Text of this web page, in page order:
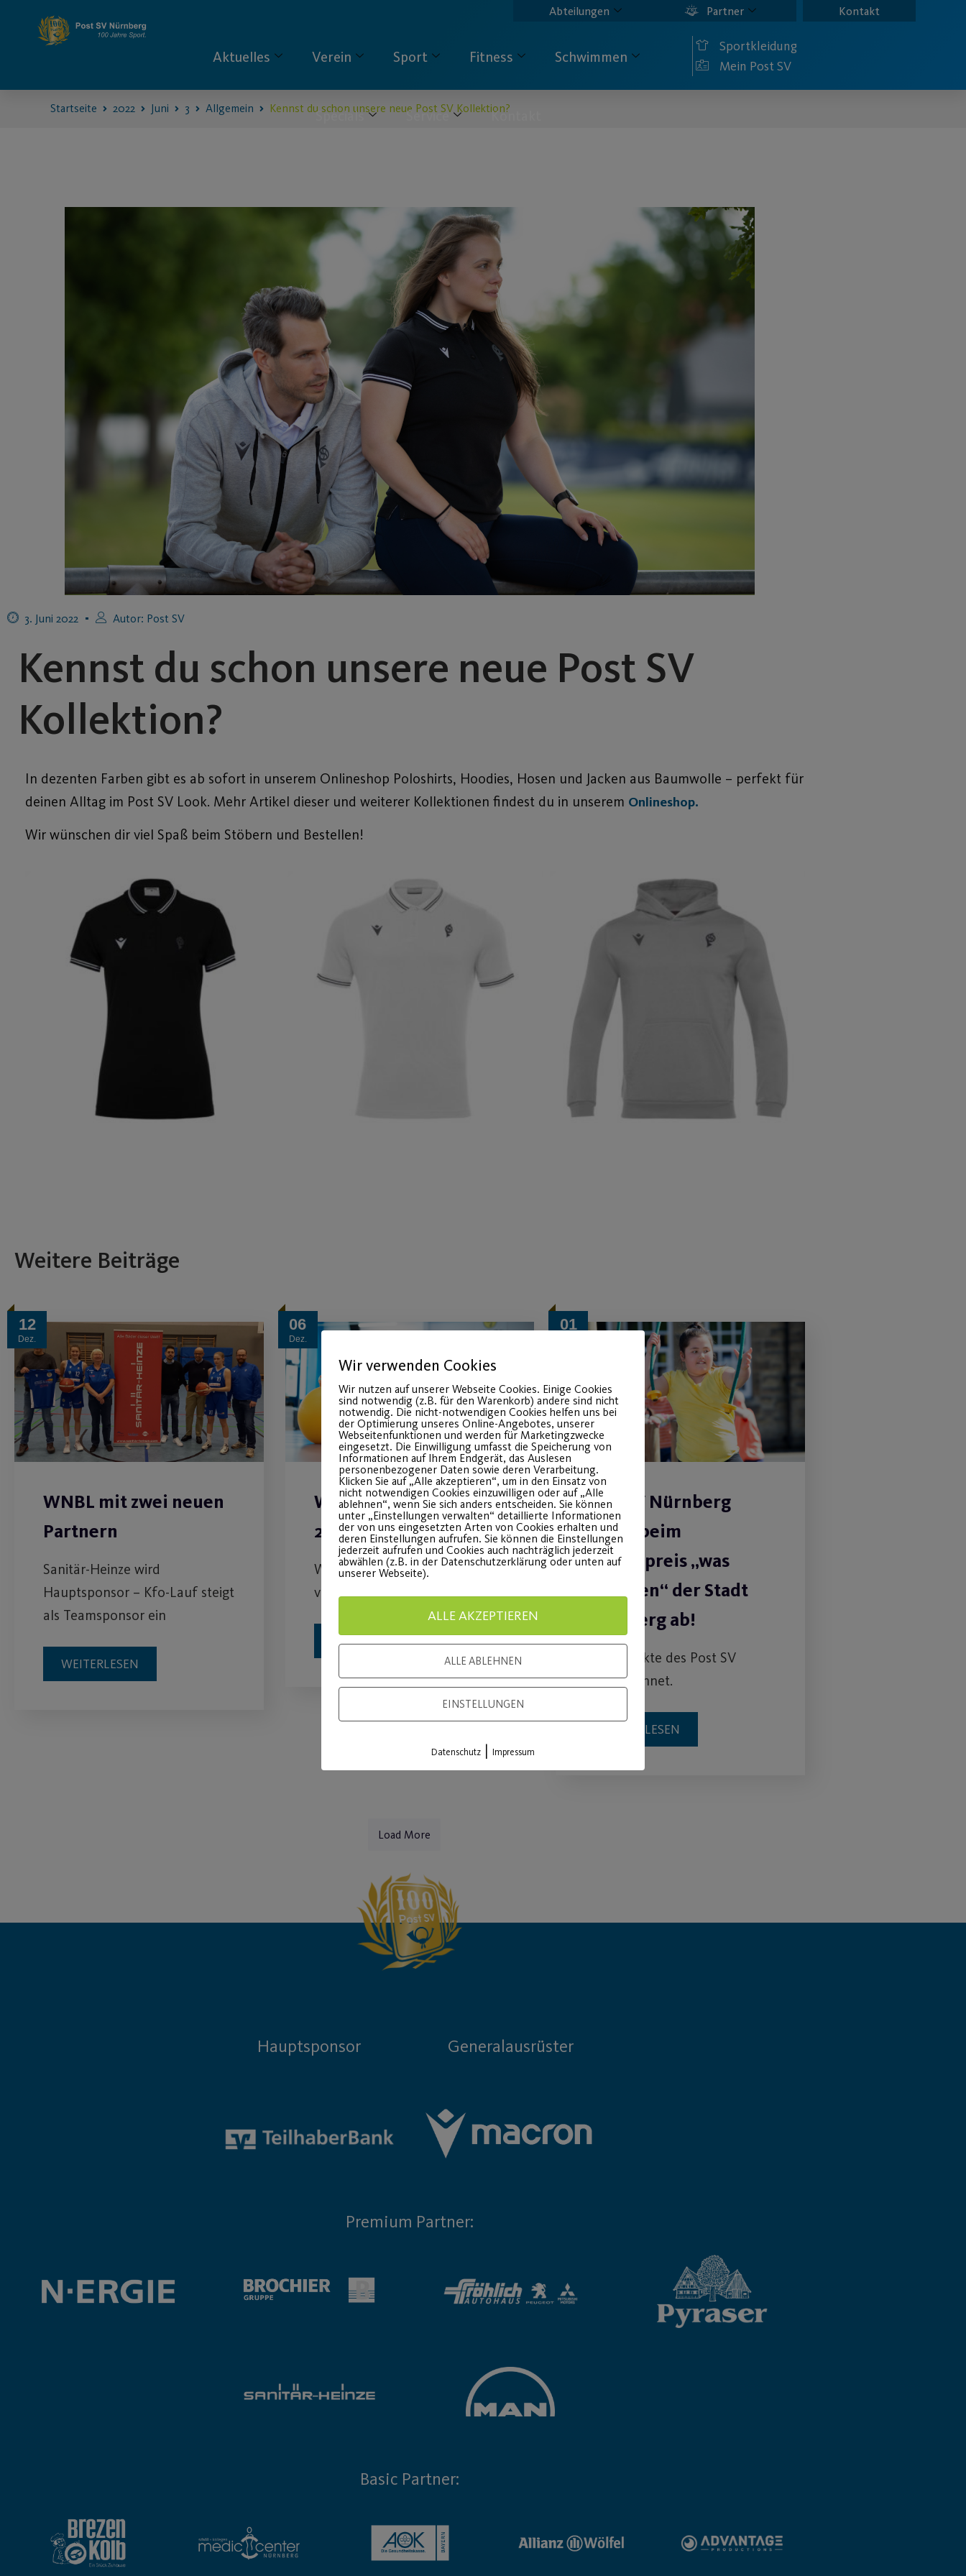
Abteilungen Partner Kontakt
Aktuelles Verein Sport Fitness Schwimmen
Specials Service Kontakt
Sportkleidung
Mein Post SV
Startseite 2022 Juni 3 Allgemein Kennst du schon unsere neue Post SV Kollektion?
3. Juni 2022 Autor: Post SV
Kennst du schon unsere neue Post SV
Kollektion?
In dezenten Farben gibt es ab sofort in unserem Onlineshop Poloshirts, Hoodies, Hosen und Jacken aus Baumwolle – perfekt für
deinen Alltag im Post SV Look. Mehr Artikel dieser und weiterer Kollektionen findest du in unserem Onlineshop.
Wir wünschen dir viel Spaß beim Stöbern und Bestellen!
Weitere Beiträge
12
Dez.
WNBL mit zwei neuen
Partnern
Sanitär-Heinze wird
Hauptsponsor – Kfo-Lauf steigt
als Teamsponsor ein
WEITERLESEN
06
Dez.
Weihnachtsferienprogramm
2022/23
Wir sporteln auch in den Ferien
vom 27.12.22-05.01.2023!
WEITERLESEN
01
Post SV Nürnberg
räumt beim
Projektpreis „was
bewegen“ der Stadt
Nürnberg ab!
Vier Projekte des Post SV
ausgezeichnet.
WEITERLESEN
Load More
Hauptsponsor Generalausrüster
Premium Partner:
Basic Partner:
Wir verwenden Cookies
Wir nutzen auf unserer Webseite Cookies. Einige Cookies
sind notwendig (z.B. für den Warenkorb) andere sind nicht
notwendig. Die nicht-notwendigen Cookies helfen uns bei
der Optimierung unseres Online-Angebotes, unserer
Webseitenfunktionen und werden für Marketingzwecke
eingesetzt. Die Einwilligung umfasst die Speicherung von
Informationen auf Ihrem Endgerät, das Auslesen
personenbezogener Daten sowie deren Verarbeitung.
Klicken Sie auf „Alle akzeptieren“, um in den Einsatz von
nicht notwendigen Cookies einzuwilligen oder auf „Alle
ablehnen“, wenn Sie sich anders entscheiden. Sie können
unter „Einstellungen verwalten“ detaillierte Informationen
der von uns eingesetzten Arten von Cookies erhalten und
deren Einstellungen aufrufen. Sie können die Einstellungen
jederzeit aufrufen und Cookies auch nachträglich jederzeit
abwählen (z.B. in der Datenschutzerklärung oder unten auf
unserer Webseite).
ALLE AKZEPTIEREN
ALLE ABLEHNEN
EINSTELLUNGEN
Datenschutz | Impressum